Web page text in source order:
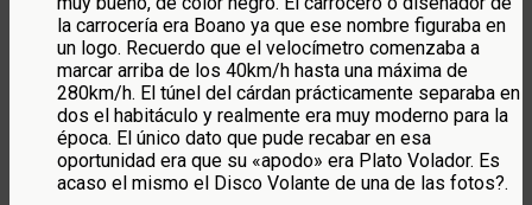
la carrocería era Boano ya que ese nombre figuraba en
un logo. Recuerdo que el velocímetro comenzaba a
marcar arriba de los 40km/h hasta una máxima de
280km/h. El túnel del cárdan prácticamente separaba en
dos el habitáculo y realmente era muy moderno para la
época. El único dato que pude recabar en esa
oportunidad era que su «apodo» era Plato Volador. Es
acaso el mismo el Disco Volante de una de las fotos?.